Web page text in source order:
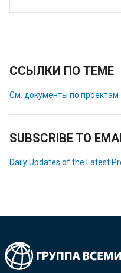
ССЫЛКИ ПО ТЕМЕ
См. документы по проектам
SUBSCRIBE TO
Daily Updates of the Latest